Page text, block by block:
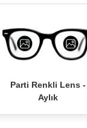
Parti Renkli Lens -
Aylık